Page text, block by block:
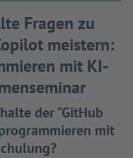
Fragen zu
meistern:
mit KI-
der "GitHub
mit